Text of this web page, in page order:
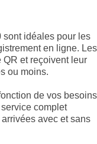
sont idéales pour les
en ligne. Les
et reçoivent leur
ou moins.
de vos besoins
complet
avec et sans